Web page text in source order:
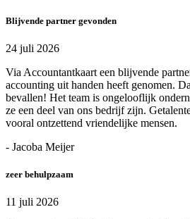
Blijvende partner gevonden
24 juli 2026
Via Accountantkaart een blijvende
accounting uit handen heeft genomen.
bevallen! Het team is ongelooflijk
ze een deel van ons bedrijf zijn.
vooral ontzettend vriendelijke mensen.
- Jacoba Meijer
zeer behulpzaam
11 juli 2026